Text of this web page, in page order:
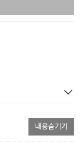
내용숨기기